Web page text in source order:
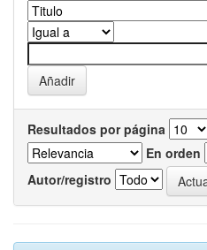
Resultados por página
En orden
Autor/registro